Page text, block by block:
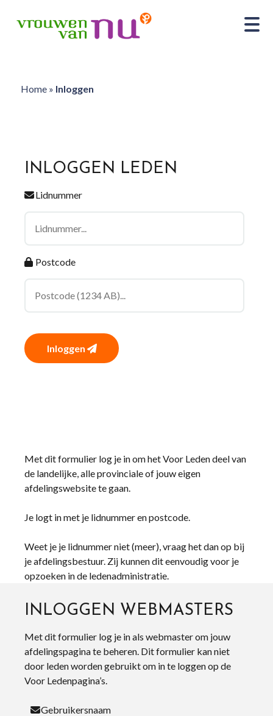
Home» Inloggen
INLOGGEN LEDEN
Lidnummer
Postcode
Inloggen
Met dit formulier log je in om het Voor Leden deel van
de landelijke, alle provinciale of jouw eigen
afdelingswebsite te gaan.
Je logt in met je lidnummer en postcode.
Weet je je lidnummer niet (meer), vraag het dan op bij
je afdelingsbestuur. Zij kunnen dit eenvoudig voor je
opzoeken in de ledenadministratie.
INLOGGEN WEBMASTERS
Met dit formulier log je in als webmaster om jouw
afdelingspagina te beheren. Dit formulier kan niet
door leden worden gebruikt om in te loggen op de
Voor Ledenpagina’s.
Gebruikersnaam